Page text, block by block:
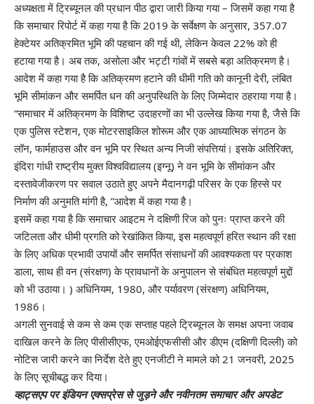
अध्यक्षता में ट्रिब्यूनल की प्रधान पीठ द्वारा जारी किया गया – जिसमें कहा गया है
कि समाचार रिपोर्ट में कहा गया है कि 2019 के सर्वेक्षण के अनुसार, 357.07
हेक्टेयर अतिक्रमित भूमि की पहचान की गई थी, लेकिन केवल 22% को ही
हटाया गया है। अब तक, असोला और भट्टी गांवों में सबसे बड़ा अतिक्रमण है।
आदेश में कहा गया है कि अतिक्रमण हटाने की धीमी गति को कानूनी देरी, लंबित
भूमि सीमांकन और समर्पित धन की अनुपस्थिति के लिए जिम्मेदार ठहराया गया है।
“समाचार में अतिक्रमण के विशिष्ट उदाहरणों का भी उल्लेख किया गया है, जैसे कि
एक पुलिस स्टेशन, एक मोटरसाइकिल शोरूम और एक आध्यात्मिक संगठन के
लॉन, फार्महाउस और वन भूमि पर स्थित अन्य निजी संपत्तियां। इसके अतिरिक्त,
इंदिरा गांधी राष्ट्रीय मुक्त विश्वविद्यालय (इग्नू) ने वन भूमि के सीमांकन और
दस्तावेजीकरण पर सवाल उठाते हुए अपने मैदानगढ़ी परिसर के एक हिस्से पर
निर्माण की अनुमति मांगी है, ”आदेश में कहा गया है।
इसमें कहा गया है कि समाचार आइटम ने दक्षिणी रिज को पुनः प्राप्त करने की
जटिलता और धीमी प्रगति को रेखांकित किया, इस महत्वपूर्ण हरित स्थान की रक्षा
के लिए अधिक प्रभावी उपायों और समर्पित संसाधनों की आवश्यकता पर प्रकाश
डाला, साथ ही वन (संरक्षण) के प्रावधानों के अनुपालन से संबंधित महत्वपूर्ण मुद्दों
को भी उठाया। ) अधिनियम, 1980, और पर्यावरण (संरक्षण) अधिनियम,
1986।
अगली सुनवाई से कम से कम एक सप्ताह पहले ट्रिब्यूनल के समक्ष अपना जवाब
दाखिल करने के लिए पीसीसीएफ, एमओईएफसीसी और डीएम (दक्षिणी दिल्ली) को
नोटिस जारी करने का निर्देश देते हुए एनजीटी ने मामले को 21 जनवरी, 2025
के लिए सूचीबद्ध कर दिया।
व्हाट्सएप पर इंडियन एक्सप्रेस से जुड़ने और नवीनतम समाचार और अपडेट